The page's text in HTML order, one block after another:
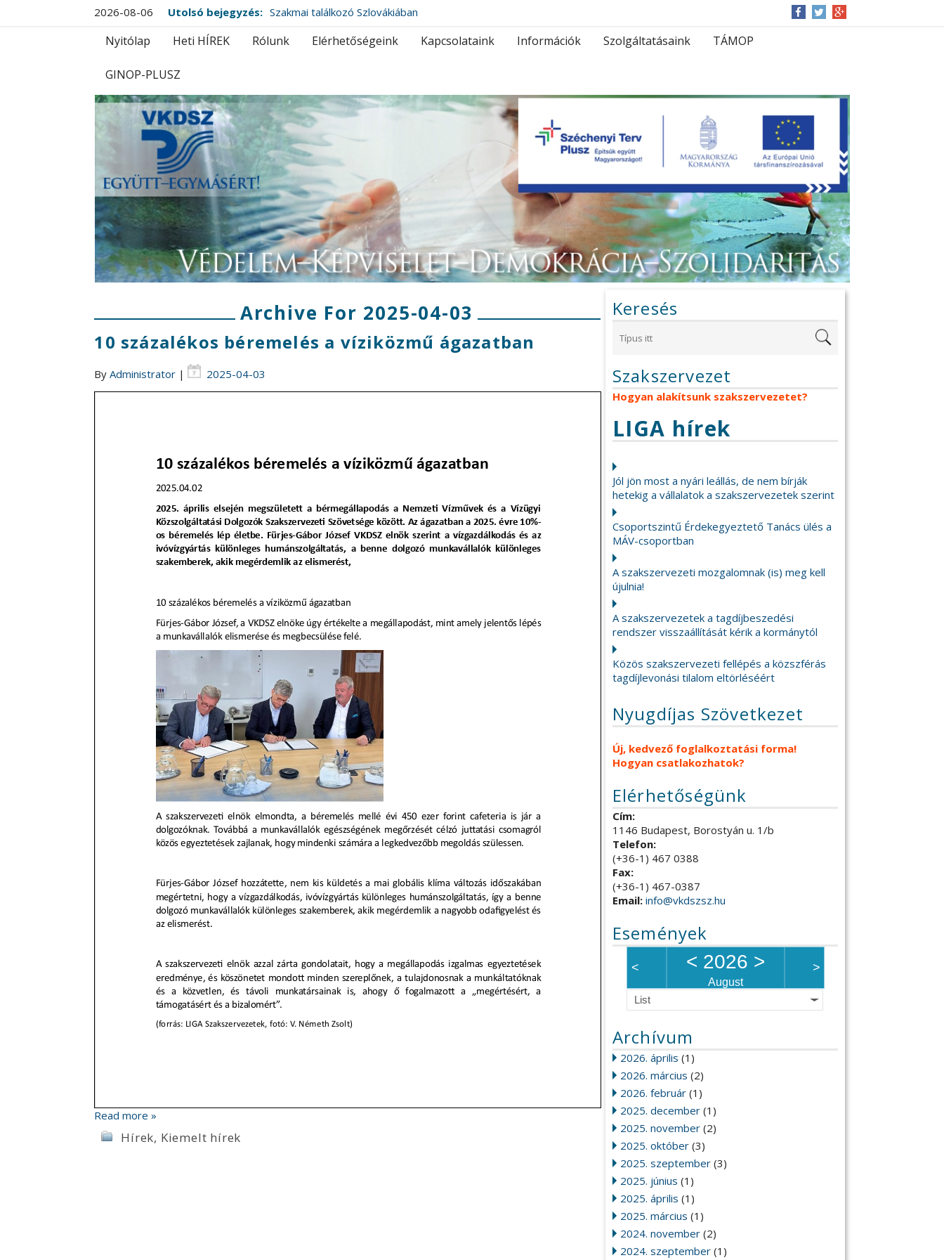
2026-08-06 Utolsó bejegyzés: Szakmai találkozó Szlovákiában
Nyitólap Heti HÍREK Rólunk Elérhetőségeink Kapcsolataink Információk Szolgáltatásaink TÁMOP
GINOP-PLUSZ
Keresés
Szakszervezet
Hogyan alakítsunk szakszervezetet?
LIGA hírek
Jól jön most a nyári leállás, de nem bírják
hetekig a vállalatok a szakszervezetek szerint
Csoportszintű Érdekegyeztető Tanács ülés a
MÁV-csoportban
A szakszervezeti mozgalomnak (is) meg kell
újulnia!
A szakszervezetek a tagdíjbeszedési
rendszer visszaállítását kérik a kormánytól
Közös szakszervezeti fellépés a közszférás
tagdíjlevonási tilalom eltörléséért
Nyugdíjas Szövetkezet
Új, kedvező foglalkoztatási forma!
Hogyan csatlakozhatok?
Elérhetőségünk
Cím:
1146 Budapest, Borostyán u. 1/b
Telefon:
(+36-1) 467 0388
Fax:
(+36-1) 467-0387
Email: info@vkdszsz.hu
Események
< < 2026 >
August
>
List
Archívum
2026. április (1)
2026. március (2)
2026. február(1)
2025. december(1)
2025. november(2)
2025. október(3)
2025. szeptember(3)
2025. június (1)
2025. április (1)
2025. március (1)
2024. november(2)
2024. szeptember(1)
Archive For 2025-04-03
10 százalékos béremelés a víziközmű ágazatban
ByAdministrator | 2025-04-03
Read more »
Hírek, Kiemelt hírek